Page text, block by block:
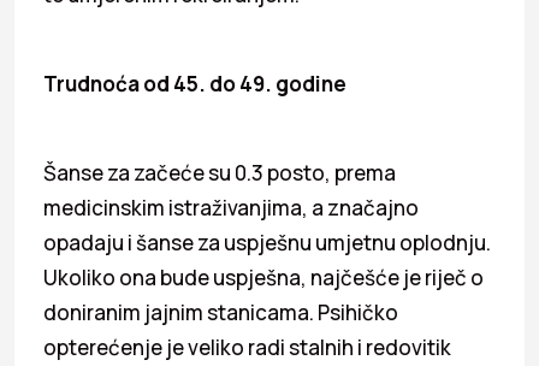
Trudnoća od 45. do 49. godine
Šanse za začeće su 0.3 posto, prema
medicinskim istraživanjima, a značajno
opadaju i šanse za uspješnu umjetnu oplodnju.
Ukoliko ona bude uspješna, najčešće je riječ o
doniranim jajnim stanicama. Psihičko
opterećenje je veliko radi stalnih i redovitik